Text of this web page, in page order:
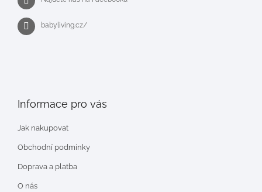
babyliving.cz/
Informace pro vás
Jak nakupovat
Obchodní podmínky
Doprava a platba
O nás